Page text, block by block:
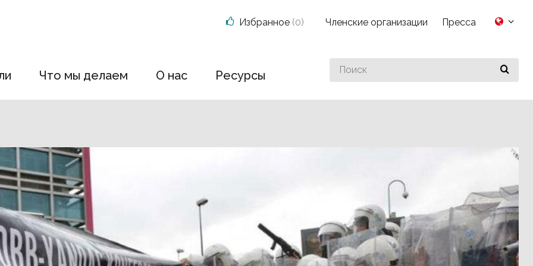
Что мы делаем О нас Ресурсы
Search
for
Избранное (0) Членские организации Пресса